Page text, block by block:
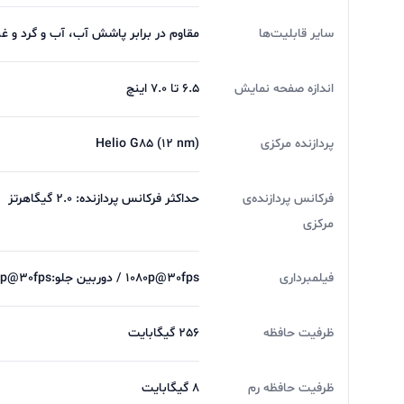
سایر قابلیت‌ها مقاوم در برابر پاشش آب، آب و گرد و
اندازه صفحه نمایش 6.5 تا 7.0 اینچ
پردازنده مرکزی Helio G85 (12 nm)
فرکانس پردازنده‌ی
مرکزی
حداکثر فرکانس پردازنده: ۲.۰ گیگاهرتز
فیلمبرداری 1080p@30fps / دوربین جلو:1080p@30fps /
ظرفیت حافظه 256 گیگابایت
ظرفیت حافظه رم 8 گیگابایت